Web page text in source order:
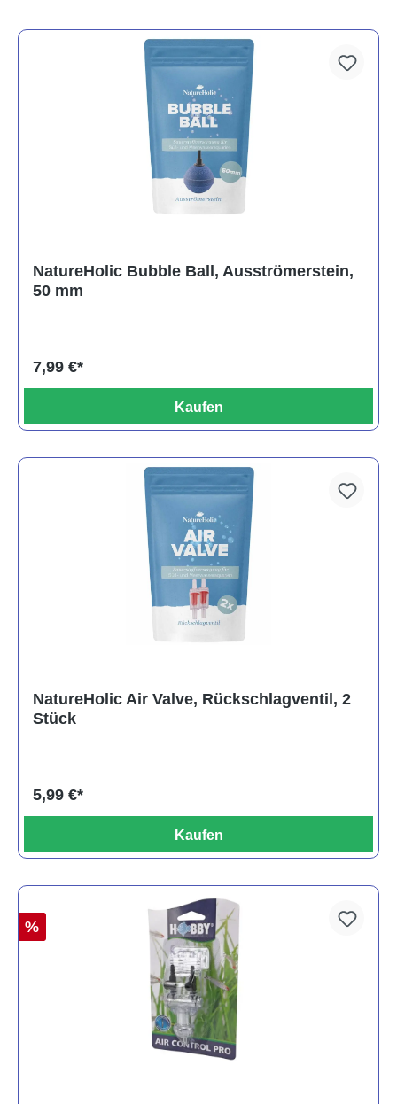
NatureHolic Bubble Ball, Ausströmerstein,
50 mm
7,99 €*
Kaufen
NatureHolic Air Valve, Rückschlagventil, 2
Stück
5,99 €*
Kaufen
%